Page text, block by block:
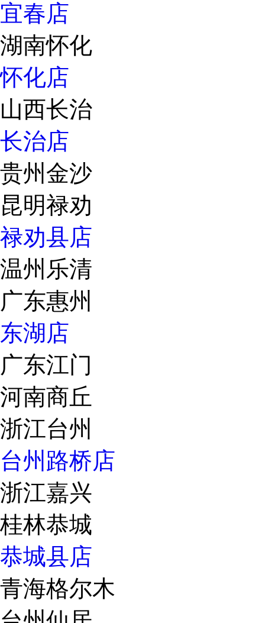
宜春店
湖南怀化
怀化店
山西长治
长治店
贵州金沙
昆明禄劝
禄劝县店
温州乐清
广东惠州
东湖店
广东江门
河南商丘
浙江台州
台州路桥店
浙江嘉兴
桂林恭城
恭城县店
青海格尔木